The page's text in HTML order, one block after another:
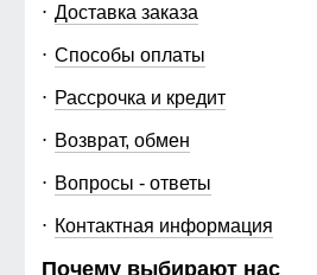
Доставка заказа
Способы оплаты
Рассрочка и кредит
Возврат, обмен
Вопросы - ответы
Контактная информация
Почему выбирают нас